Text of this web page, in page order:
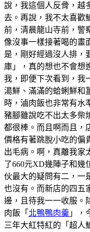
說，我這個人反骨，越
去。再說，我不太喜
前，清晨龍山寺前，警
像沒事一樣接著喝的畫
是，剛好經過沒人排，
庫」，真的想也不會想
我，即便下次看到，我
湯鮮、滿滿的蛤蜊鮮和
時，滷肉飯也非常有水
豬腳雖說吃不出太多柴
都很棒。而且啊而且，
價格有著跳脫小吃的偏
出毛病。啊，真離我
了660元XD幾陣子和幾
伙最大的疑問有二，一
也沒有。而新店的四五
邊，且待我一一收服。
肉飯「 北鴨鴨肉羹 」，
三年大紅特紅的「超人